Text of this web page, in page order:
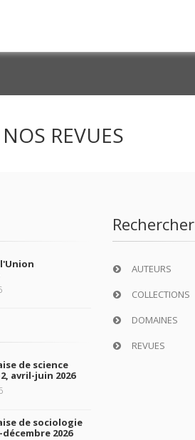
REVUES
de science
avril-juin 2026
de sociologie
2026
Rechercher
AUTEURS
COLLECTIONS
DOMAINES
REVUES